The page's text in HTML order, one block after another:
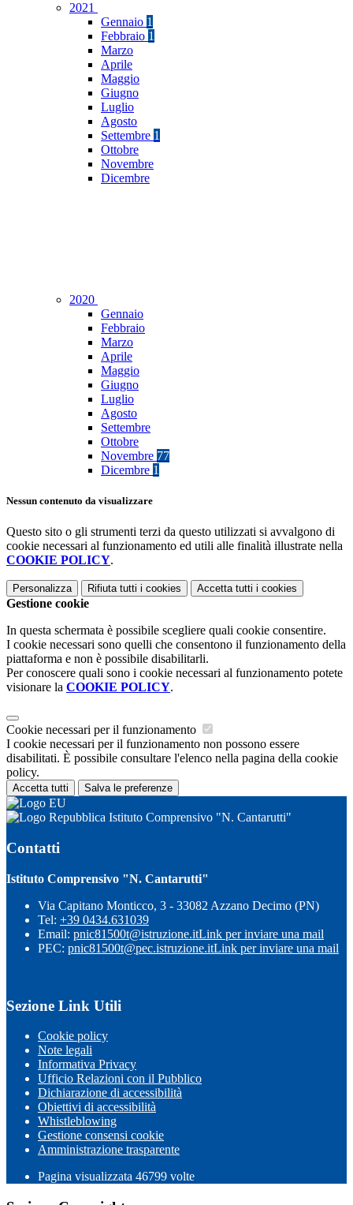
2021
Gennaio 1
Febbraio 1
Marzo
Aprile
Maggio
Giugno
Luglio
Agosto
Settembre 1
Ottobre
Novembre
Dicembre
2020
Gennaio
Febbraio
Marzo
Aprile
Maggio
Giugno
Luglio
Agosto
Settembre
Ottobre
Novembre 77
Dicembre 1
Nessun contenuto da visualizzare
Questo sito o gli strumenti terzi da questo utilizzati si avvalgono di
cookie necessari al funzionamento ed utili alle finalità illustrate nella
COOKIE POLICY.
Personalizza Rifiuta tutti i cookies Accetta tutti i cookies
Gestione cookie
In questa schermata è possibile scegliere quali cookie consentire.
I cookie necessari sono quelli che consentono il funzionamento della
piattaforma e non è possibile disabilitarli.
Per conoscere quali sono i cookie necessari al funzionamento potete
visionare la COOKIE POLICY.
Cookie necessari per il funzionamento
I cookie necessari per il funzionamento non possono essere
disabilitati. È possibile consultare l'elenco nella pagina della cookie
policy.
Accetta tutti Salva le preferenze
Istituto Comprensivo "N. Cantarutti"
Contatti
Istituto Comprensivo "N. Cantarutti"
Via Capitano Monticco, 3 - 33082 Azzano Decimo (PN)
Tel: +39 0434.631039
Email: pnic81500t@istruzione.itLink per inviare una mail
PEC: pnic81500t@pec.istruzione.itLink per inviare una mail
Sezione Link Utili
Cookie policy
Note legali
Informativa Privacy
Ufficio Relazioni con il Pubblico
Dichiarazione di accessibilità
Obiettivi di accessibilità
Whistleblowing
Gestione consensi cookie
Amministrazione trasparente
Pagina visualizzata 46799 volte